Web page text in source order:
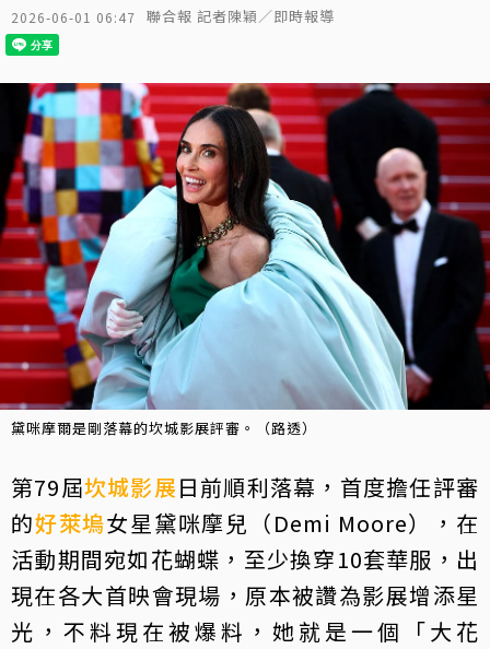
2026-06-01 06:47 聯合報 記者陳穎／即時報導
黛咪摩爾是剛落幕的坎城影展評審。（路透）
第79屆坎城影展日前順利落幕，首度擔任評審
的好萊塢女星黛咪摩兒（Demi Moore），在
活動期間宛如花蝴蝶，至少換穿10套華服，出
現在各大首映會現場，原本被讚為影展增添星
光，不料現在被爆料，她就是一個「大花